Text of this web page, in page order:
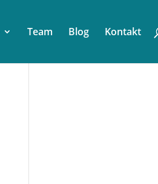
Team Blog Kontakt